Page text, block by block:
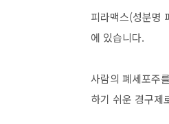
피라맥스(성분명
에 있습니다.
사람의 폐세포주
하기 쉬운 경구제